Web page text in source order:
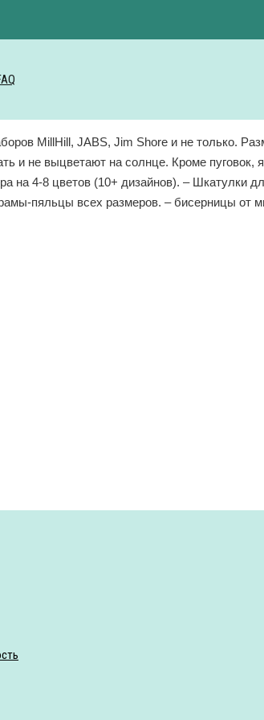
MillHill, JABS, Jim Shore и не только.
не выцветают на солнце. Кроме пуговок,
на 4-8 цветов (10+ дизайнов). – Шкатулки
пяльцы всех размеров. – бисерницы